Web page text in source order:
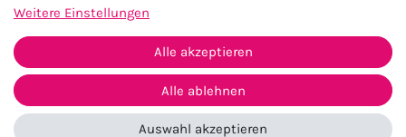
Impressum Daten­schutz­erklärung
AGB
Widerrufs­recht
Kontakt
Vertrag widerrufen
kann erteilt oder abgelehnt werden. Es besteht das Recht,
Zeitpunkt zu ändern oder zu widerrufen. Beachten Sie unser
Impressumund weitere Hinweise zur Verwendung
personenbezogener Daten in unserer
Weitere Einstellungen
Alle akzeptieren
Alle ablehnen
Auswahl akzeptieren